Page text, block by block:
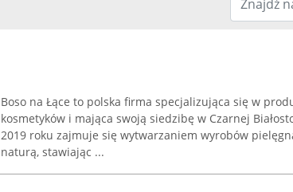
Boso na Łące to polska firma specjalizująca się w
kosmetyków i mająca swoją siedzibę w Czarnej
2019 roku zajmuje się wytwarzaniem wyrobów
naturą, stawiając ...